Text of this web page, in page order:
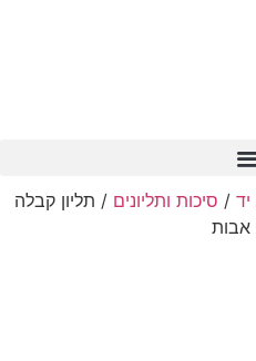
/ סיכות ותליונים / תליון קבלה